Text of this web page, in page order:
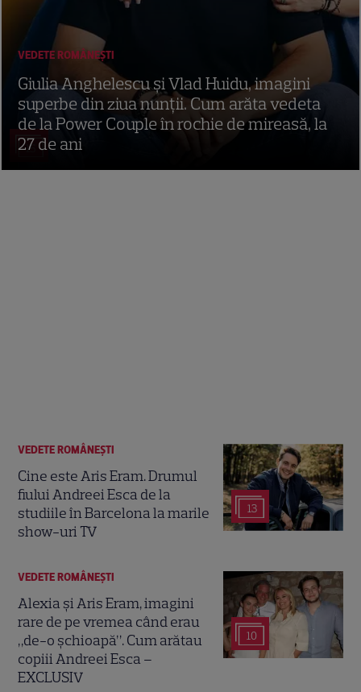
13
VEDETE ROMÂNEŞTI
Cine este Aris Eram. Drumul
fiului Andreei Esca de la
studiile în Barcelona la marile
show-uri TV
10
VEDETE ROMÂNEŞTI
Alexia și Aris Eram, imagini
rare de pe vremea când erau
„de-o șchioapă”. Cum arătau
copiii Andreei Esca –
EXCLUSIV
15
VEDETE ROMÂNEŞTI
Giulia Anghelescu și Vlad Huidu, imagini
superbe din ziua nunții. Cum arăta vedeta
de la Power Couple în rochie de mireasă, la
27 de ani